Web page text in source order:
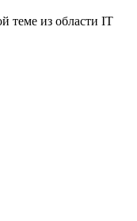
теме из области IT